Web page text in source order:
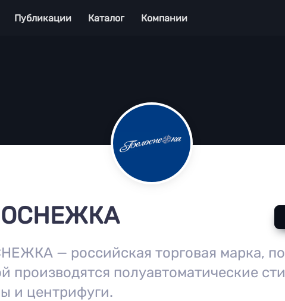
Публикации Каталог Компании
— российская торговая марка,
производятся полуавтоматические
и центрифуги.